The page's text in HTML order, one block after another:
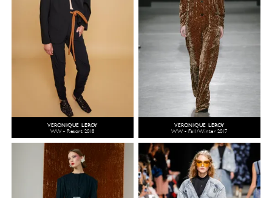
VERONIQUE LEROY
WW - Resort 2018
VERONIQUE LEROY
WW - Fall/Winter 2017